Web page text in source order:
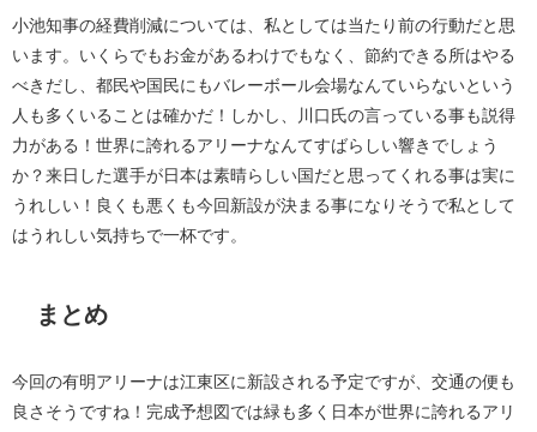
小池知事の経費削減については、私としては当たり前の行動だと思
います。いくらでもお金があるわけでもなく、節約できる所はやる
べきだし、都民や国民にもバレーボール会場なんていらないという
人も多くいることは確かだ！しかし、川口氏の言っている事も説得
力がある！世界に誇れるアリーナなんてすばらしい響きでしょう
か？来日した選手が日本は素晴らしい国だと思ってくれる事は実に
うれしい！良くも悪くも今回新設が決まる事になりそうで私として
はうれしい気持ちで一杯です。
まとめ
今回の有明アリーナは江東区に新設される予定ですが、交通の便も
良さそうですね！完成予想図では緑も多く日本が世界に誇れるアリ